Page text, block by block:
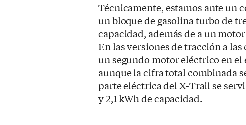
Técnicamente, estamos ante un
un bloque de gasolina turbo de
capacidad, además de a un
En las versiones de tracción a
un segundo motor eléctrico en el
aunque la cifra total combinada
parte eléctrica del X-Trail se
y 2,1 kWh de capacidad.